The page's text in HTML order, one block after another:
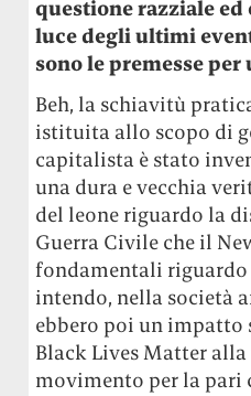
questione razziale ed
luce degli ultimi
sono le premesse
Beh, la schiavitù
istituita allo scopo di
capitalista è stato
una dura e vecchia
del leone riguardo la
Guerra Civile che il
fondamentali
intendo, nella società
ebbero poi un impatto
Black Lives Matter alla
movimento per la pari